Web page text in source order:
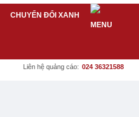
CHUYỂN ĐỔI XANH
Liên hệ quảng cáo: 024 36321588